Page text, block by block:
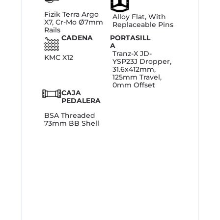
Fizik Terra Argo
X7, Cr-Mo Ø7mm
Rails
Alloy Flat, With
Replaceable Pins
CADENA
KMC X12
PORTASILL
A
Tranz-X JD-
YSP23J Dropper,
31.6x412mm,
125mm Travel,
0mm Offset
CAJA
PEDALERA
BSA Threaded
73mm BB Shell